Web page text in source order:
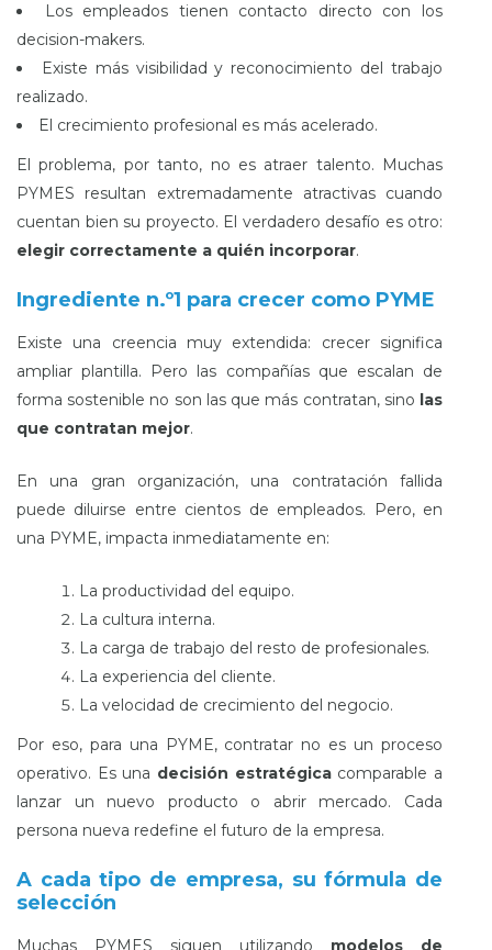
Los empleados tienen contacto directo con los
decision-makers.
Existe más visibilidad y reconocimiento del trabajo
realizado.
El crecimiento profesional es más acelerado.
El problema, por tanto, no es atraer talento. Muchas
PYMES resultan extremadamente atractivas cuando
cuentan bien su proyecto. El verdadero desafío es otro:
elegir correctamente a quién incorporar.
Ingrediente n.º1 para crecer como PYME
Existe una creencia muy extendida: crecer significa
ampliar plantilla. Pero las compañías que escalan de
forma sostenible no son las que más contratan, sino las
que contratan mejor.
En una gran organización, una contratación fallida
puede diluirse entre cientos de empleados. Pero, en
una PYME, impacta inmediatamente en:
La productividad del equipo.
La cultura interna.
La carga de trabajo del resto de profesionales.
La experiencia del cliente.
La velocidad de crecimiento del negocio.
Por eso, para una PYME, contratar no es un proceso
operativo. Es una decisión estratégicacomparable a
lanzar un nuevo producto o abrir mercado. Cada
persona nueva redefine el futuro de la empresa.
A cada tipo de empresa, su fórmula de
selección